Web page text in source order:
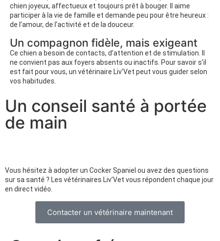
chien joyeux, affectueux et toujours prêt à bouger. Il aime
participer à la vie de famille et demande peu pour être heureux :
de l’amour, de l’activité et de la douceur.
Un compagnon fidèle, mais exigeant
Ce chien a besoin de contacts, d’attention et de stimulation. Il
ne convient pas aux foyers absents ou inactifs. Pour savoir s’il
est fait pour vous, un vétérinaire Liv’Vet peut vous guider selon
vos habitudes.
Un conseil santé à portée
de main
Vous hésitez à adopter un Cocker Spaniel ou avez des questions
sur sa santé ? Les vétérinaires Liv’Vet vous répondent chaque jour
en direct vidéo.
Contacter un vétérinaire maintenant